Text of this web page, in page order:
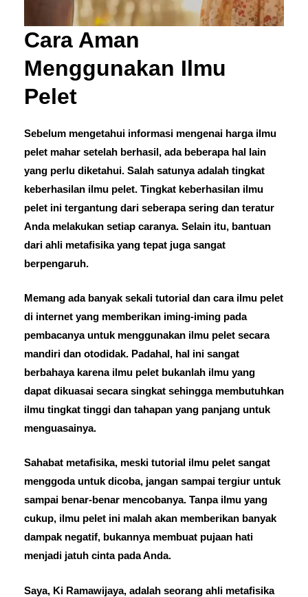
Cara Aman
Menggunakan Ilmu
Pelet
Sebelum mengetahui informasi mengenai harga ilmu
pelet mahar setelah berhasil, ada beberapa hal lain
yang perlu diketahui. Salah satunya adalah tingkat
keberhasilan ilmu pelet. Tingkat keberhasilan ilmu
pelet ini tergantung dari seberapa sering dan teratur
Anda melakukan setiap caranya. Selain itu, bantuan
dari ahli metafisika yang tepat juga sangat
berpengaruh.
Memang ada banyak sekali tutorial dan cara ilmu pelet
di internet yang memberikan iming-iming pada
pembacanya untuk menggunakan ilmu pelet secara
mandiri dan otodidak. Padahal, hal ini sangat
berbahaya karena ilmu pelet bukanlah ilmu yang
dapat dikuasai secara singkat sehingga membutuhkan
ilmu tingkat tinggi dan tahapan yang panjang untuk
menguasainya.
Sahabat metafisika, meski tutorial ilmu pelet sangat
menggoda untuk dicoba, jangan sampai tergiur untuk
sampai benar-benar mencobanya. Tanpa ilmu yang
cukup, ilmu pelet ini malah akan memberikan banyak
dampak negatif, bukannya membuat pujaan hati
menjadi jatuh cinta pada Anda.
Saya, Ki Ramawijaya, adalah seorang ahli metafisika